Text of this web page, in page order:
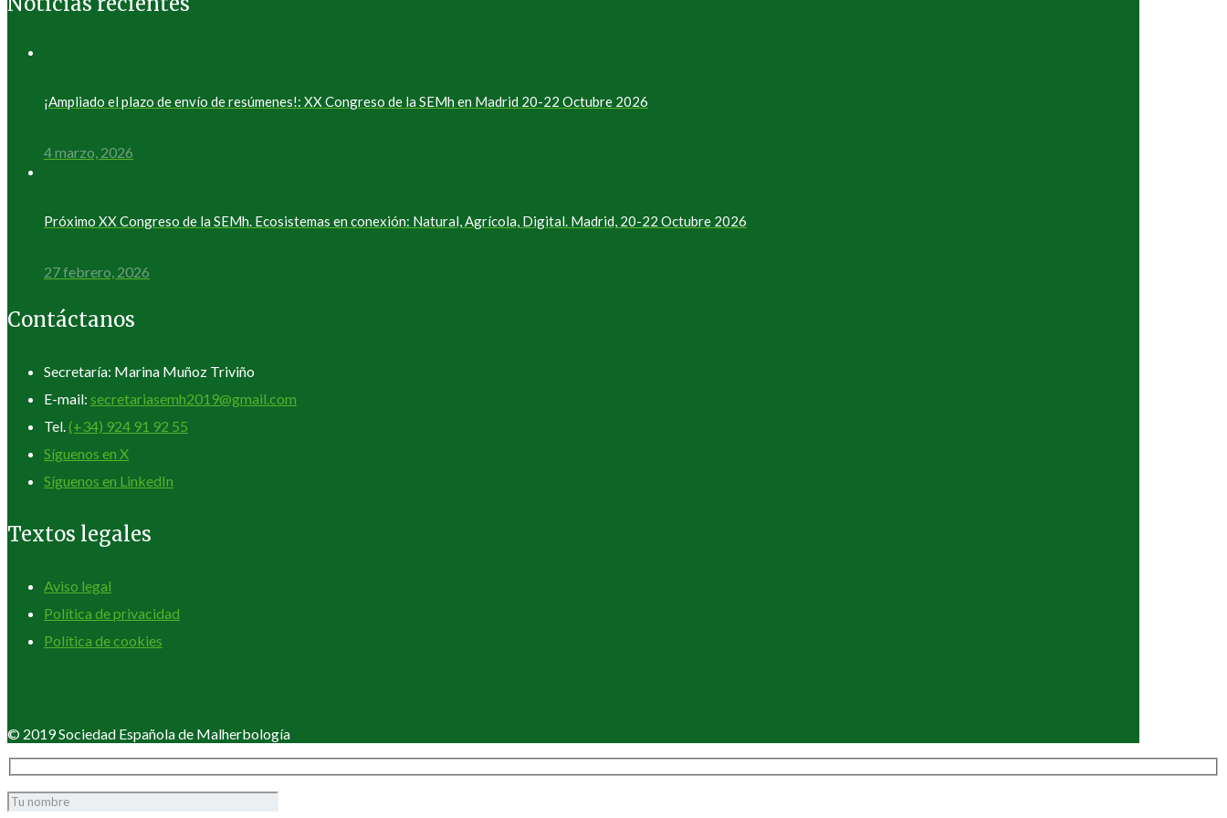
¡Ampliado el plazo de envío de resúmenes!: XX Congreso de la SEMh en Madrid 20-22 Octubre 2026
4 marzo, 2026
Próximo XX Congreso de la SEMh. Ecosistemas en conexión: Natural, Agrícola, Digital. Madrid, 20-22 Octubre 2026
27 febrero, 2026
Contáctanos
Secretaría: Marina Muñoz Triviño
E-mail: secretariasemh2019@gmail.com
Tel. (+34) 924 91 92 55
Síguenos en X
Síguenos en LinkedIn
Textos legales
Aviso legal
Política de privacidad
Política de cookies
© 2019 Sociedad Española de Malherbología